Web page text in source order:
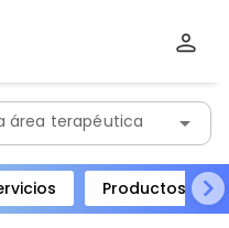
área terapéutica arrow_drop_down
Productos